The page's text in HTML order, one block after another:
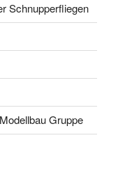
Schnupperfliegen
Gruppe